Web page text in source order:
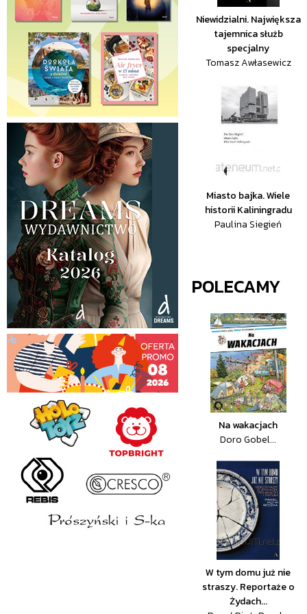
Niewidzialni. Największa
tajemnica służb
specjalny
Tomasz Awłasewicz
Miasto bajka. Wiele
historii Kaliningradu
Paulina Siegień
POLECAMY
Na wakacjach
Doro Gobel...
W tym domu już nie
straszy. Reportaże o
Żydach...